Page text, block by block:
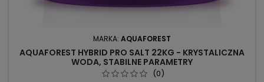
MARKA: AQUAFOREST
AQUAFOREST HYBRID PRO SALT 22KG - KRYSTALICZNA
WODA, STABILNE PARAMETRY
(0)